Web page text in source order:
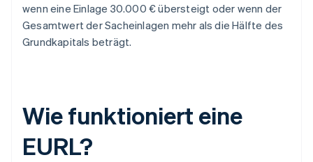
wenn eine Einlage 30.000 € übersteigt oder wenn der
Gesamtwert der Sacheinlagen mehr als die Hälfte des
Grundkapitals beträgt.
Wie funktioniert eine
EURL?